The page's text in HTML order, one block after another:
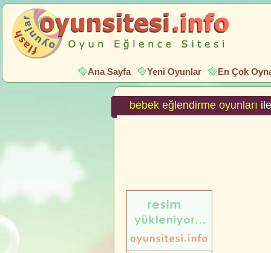
Ana Sayfa Yeni Oyunlar En Çok
bebek eğlendirme oyunları